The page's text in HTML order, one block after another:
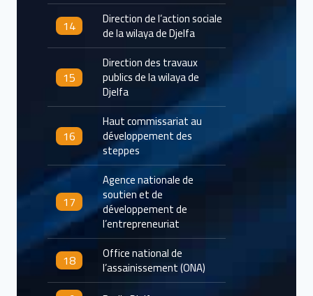
14 Direction de l’action sociale
de la wilaya de Djelfa
15
Direction des travaux
publics de la wilaya de
Djelfa
16
Haut commissariat au
développement des
steppes
17
Agence nationale de
soutien et de
développement de
l’entrepreneuriat
18 Office national de
l’assainissement (ONA)